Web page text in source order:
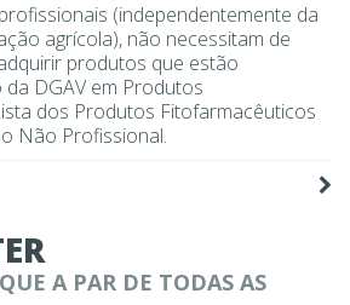
(independentemente da
agrícola), não necessitam de
produtos que estão
DGAV em Produtos
dos Produtos Fitofarmacêuticos
Não Profissional.
A PAR DE TODAS AS